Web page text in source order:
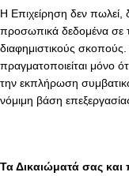
Η Επιχείρηση δεν πωλεί,
προσωπικά δεδομένα σε
διαφημιστικούς
πραγματοποιείται μόνο
την εκπλήρωση
νόμιμη βάση
Τα Δικαιώματά σας